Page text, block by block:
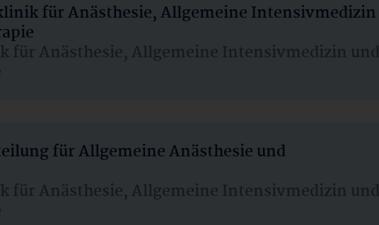
für Anästhesie, Allgemeine Intensivmedizin
für Anästhesie, Allgemeine Intensivmedizin und
für Allgemeine Anästhesie und
für Anästhesie, Allgemeine Intensivmedizin und